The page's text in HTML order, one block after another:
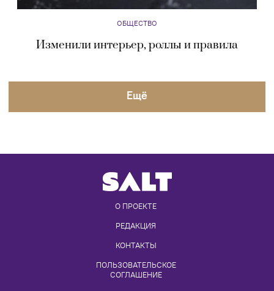
ОБЩЕСТВО
Изменили интерьер, роллы и правила
Eщё
О ПРОЕКТЕ
РЕДАКЦИЯ
КОНТАКТЫ
ПОЛЬЗОВАТЕЛЬСКОЕ
СОГЛАШЕНИЕ